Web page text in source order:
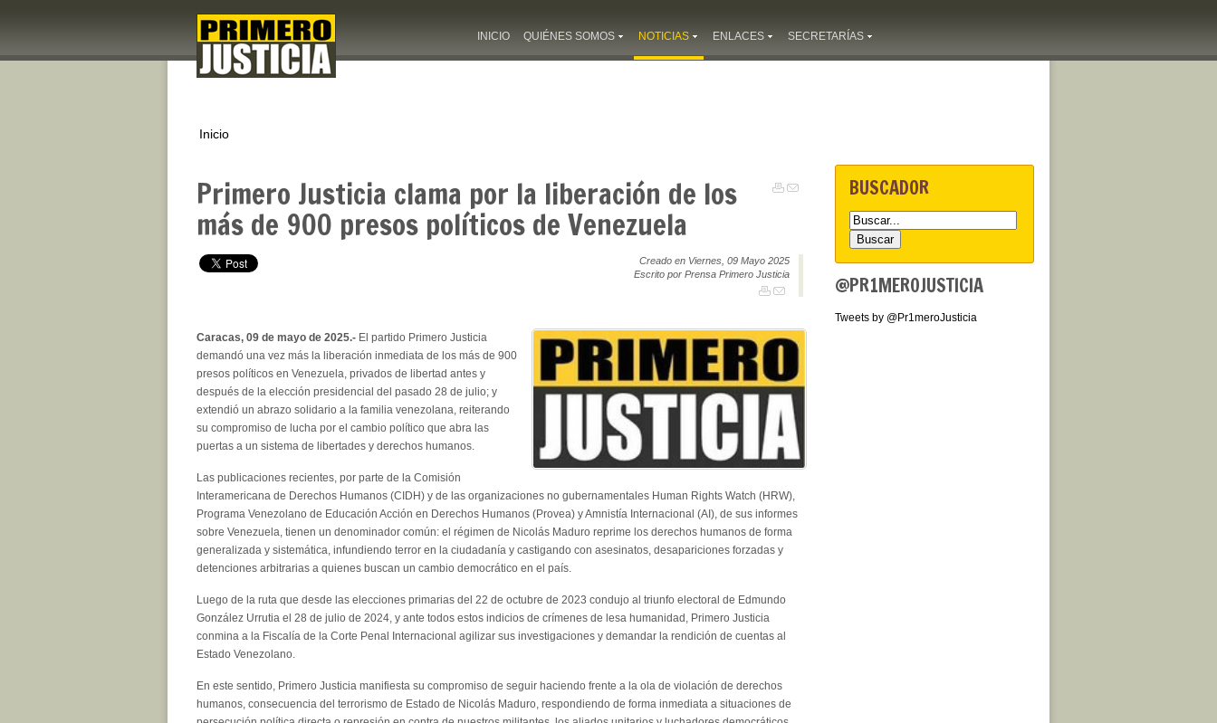
INICIO QUIÉNES SOMOS NOTICIAS ENLACES SECRETARÍAS
Inicio
Primero Justicia clama por la liberación de los
más de 900 presos políticos de Venezuela
Creado en Viernes, 09 Mayo 2025
Escrito por Prensa Primero Justicia
Caracas, 09 de mayo de 2025.- El partido Primero Justicia
demandó una vez más la liberación inmediata de los más de 900
presos políticos en Venezuela, privados de libertad antes y
después de la elección presidencial del pasado 28 de julio; y
extendió un abrazo solidario a la familia venezolana, reiterando
su compromiso de lucha por el cambio político que abra las
puertas a un sistema de libertades y derechos humanos.
Las publicaciones recientes, por parte de la Comisión
Interamericana de Derechos Humanos (CIDH) y de las organizaciones no gubernamentales Human Rights Watch (HRW),
Programa Venezolano de Educación Acción en Derechos Humanos (Provea) y Amnistía Internacional (AI), de sus informes
sobre Venezuela, tienen un denominador común: el régimen de Nicolás Maduro reprime los derechos humanos de forma
generalizada y sistemática, infundiendo terror en la ciudadanía y castigando con asesinatos, desapariciones forzadas y
detenciones arbitrarias a quienes buscan un cambio democrático en el país.
Luego de la ruta que desde las elecciones primarias del 22 de octubre de 2023 condujo al triunfo electoral de Edmundo
González Urrutia el 28 de julio de 2024, y ante todos estos indicios de crímenes de lesa humanidad, Primero Justicia
conmina a la Fiscalía de la Corte Penal Internacional agilizar sus investigaciones y demandar la rendición de cuentas al
Estado Venezolano.
En este sentido, Primero Justicia manifiesta su compromiso de seguir haciendo frente a la ola de violación de derechos
humanos, consecuencia del terrorismo de Estado de Nicolás Maduro, respondiendo de forma inmediata a situaciones de
BUSCADOR
@PR1MEROJUSTICIA
Tweets by @Pr1meroJusticia